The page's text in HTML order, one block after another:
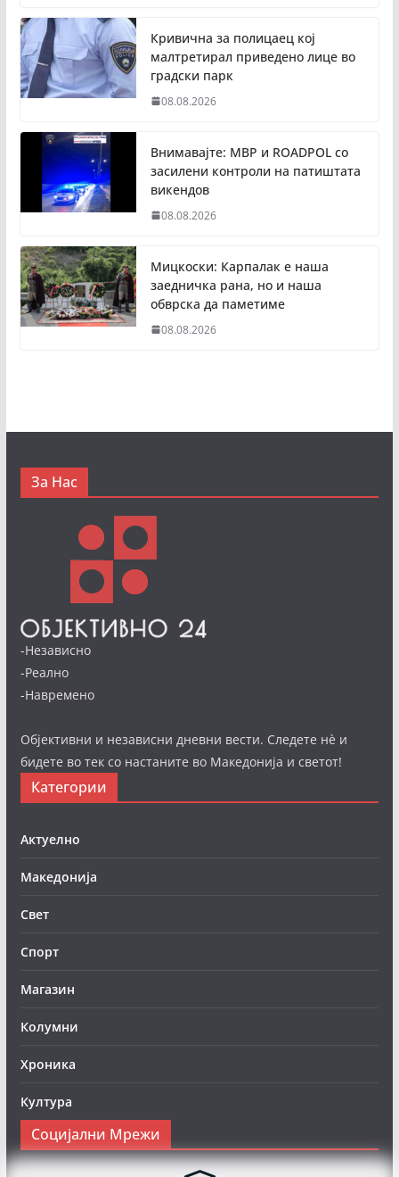
Кривична за полицаец кој
малтретирал приведено лице во
градски парк
08.08.2026
Внимавајте: МВР и ROADPOL со
засилени контроли на патиштата
викендов
08.08.2026
Мицкоски: Карпалак е наша
заедничка рана, но и наша
обврска да паметиме
08.08.2026
За Нас
-Независно
-Реално
-Навремено
Објективни и независни дневни вести. Следете нè и
бидете во тек со настаните во Македонија и светот!
Категории
Актуелно
Македонија
Свет
Спорт
Магазин
Колумни
Хроника
Култура
Социјални Мрежи